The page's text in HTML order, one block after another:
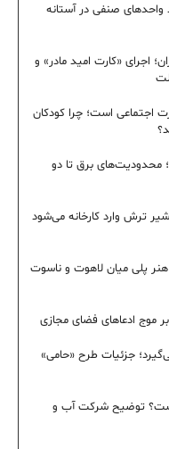
کردستان؛ ۹۵ درصد واحدهای صنفی در آستانه
اجرای «کارت امید مادر» و
اجتماعی است؛ چرا کودکان
محدودیت‌های برق تا دو
ترش وارد کارخانه می‌شود
پلی میان لاهوت و ناسوت
موج ادعاهای فضای مجازی
جزئیات طرح «حامی»
توضیح شرکت آب و